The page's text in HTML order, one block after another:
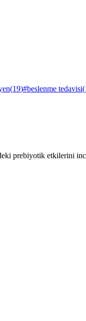
(19)#beslenme tedavisi(
prebiyotik etkilerini